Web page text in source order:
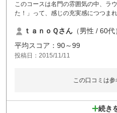
このコースは名門の雰囲気の中、ラ
た！」って、感じの充実感につつまれ
ｔａｎｏＱさん （男性 / 60代
平均スコア：90～99
投稿日：2015/11/11
この口コミは
続き